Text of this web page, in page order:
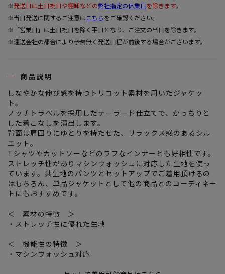
※発送日は土日祝日や棚卸などの弊社指定の休業日を除きます。
※当日発送に関するご注意はこちらをご確認ください。
※「営業日」は土日祝日を除く平日となり、ご注文の当日を除きます。
※運送会社の都合により予告無く発送日程が前後する場合がございます。
商品説明
しなやかな伸び感を持つトリコット素材を用いたジャケッ
ト。
ノッチトラペルを採用したテーラード仕立てで、かっちりと
した着こなしを演出します。
背面は肩回りにゆとりを持たせた、リラックス感のあるシル
エット。
Tシャツやカットソーなどのラフなインナーとも好相性です。
ストレッチ性がありマシンウォッシュに対応した生地を使っ
ています。共生地のパンツとセットアップでご着用頂けるの
はもちろん、単品ジャケットとして他の商品とのコーディネー
トにもおすすめです。
＜ 素材の特徴 ＞
・ストレッチ性に優れた生地
＜ 機能性の特徴 ＞
・マシンウォッシュ対応